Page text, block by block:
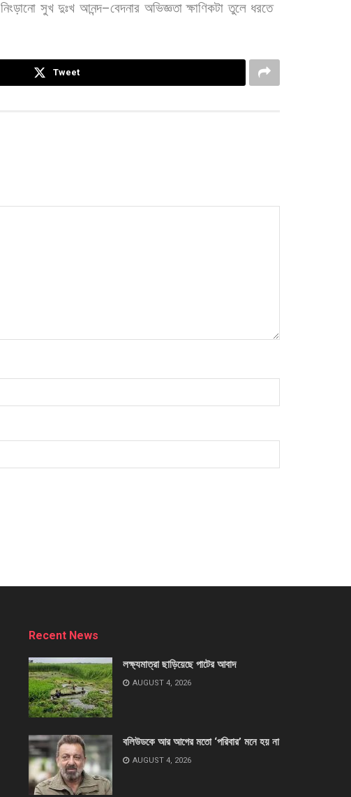
নিংড়ানো সুখ দুঃখ আনন্দ–বেদনার অভিজ্ঞতা ক্ষাণিকটা তুলে ধরতে
Tweet
Recent News
লক্ষ্যমাত্রা ছাড়িয়েছে পাটের আবাদ
AUGUST 4, 2026
বলিউডকে আর আগের মতো ‘পরিবার’ মনে হয় না
AUGUST 4, 2026